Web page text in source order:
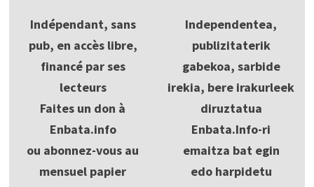
Indépendant, sans
pub, en accès libre,
financé par ses
lecteurs
Faites un don à
Enbata.info
ou abonnez-vous au
mensuel papier
Independentea,
publizitaterik
gabekoa, sarbide
irekia, bere irakurleek
diruztatua
Enbata.Info-ri
emaitza bat egin
edo harpidetu